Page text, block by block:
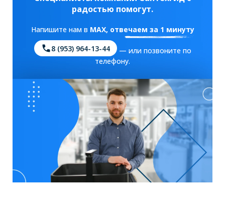
радостью помогут.
Напишите нам в MAX, отвечаем за 1 минуту
8 (953) 964-13-44
— или позвоните по
телефону.